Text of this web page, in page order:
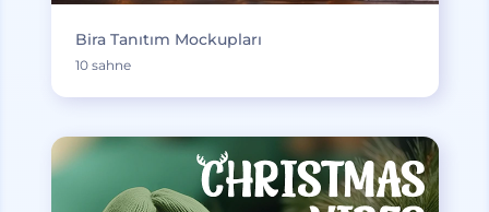
Bira Tanıtım Mockupları
10 sahne